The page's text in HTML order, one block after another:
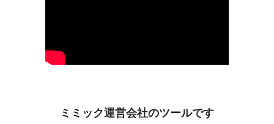
ミミック運営会社のツールです